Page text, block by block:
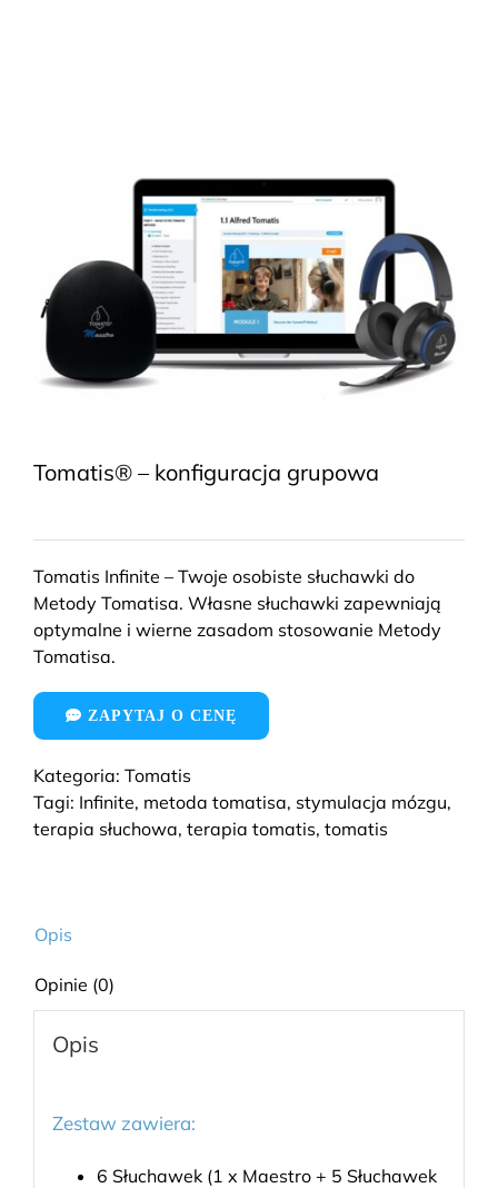
Tomatis® – konfiguracja grupowa
Tomatis Infinite – Twoje osobiste słuchawki do
Metody Tomatisa. Własne słuchawki zapewniają
optymalne i wierne zasadom stosowanie Metody
Tomatisa.
ZAPYTAJ O CENĘ
Kategoria: Tomatis
Tagi: Infinite, metoda tomatisa, stymulacja mózgu,
terapia słuchowa, terapia tomatis, tomatis
Opis
Opinie (0)
Opis
Zestaw zawiera:
6 Słuchawek (1 x Maestro + 5 Słuchawek